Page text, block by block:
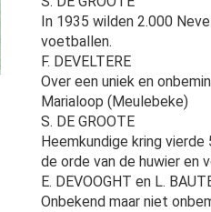
In 1935 wilden 2.000
voetballen.
F. DEVELTERE
Over een uniek en
Marialoop (Meulebeke)
S. DE GROOTE
Heemkundige kring
de orde van de huwier en
E. DEVOOGHT en L.
Onbekend maar niet